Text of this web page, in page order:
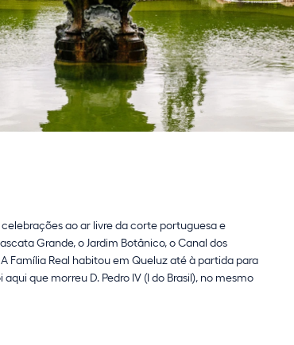
ao ar livre da corte portuguesa e
Grande, o Jardim Botânico, o Canal dos
Família Real habitou em Queluz até à partida para
que morreu D. Pedro IV (I do Brasil), no mesmo